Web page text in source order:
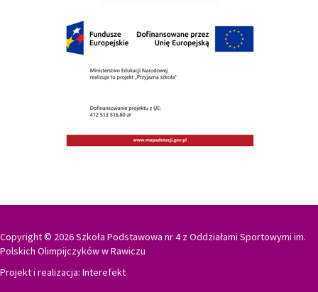
Copyright © 2026 Szkoła Podstawowa nr 4 z Oddziałami Sportowymi im.
Polskich Olimpijczyków w Rawiczu
Projekt i realizacja: Interefekt